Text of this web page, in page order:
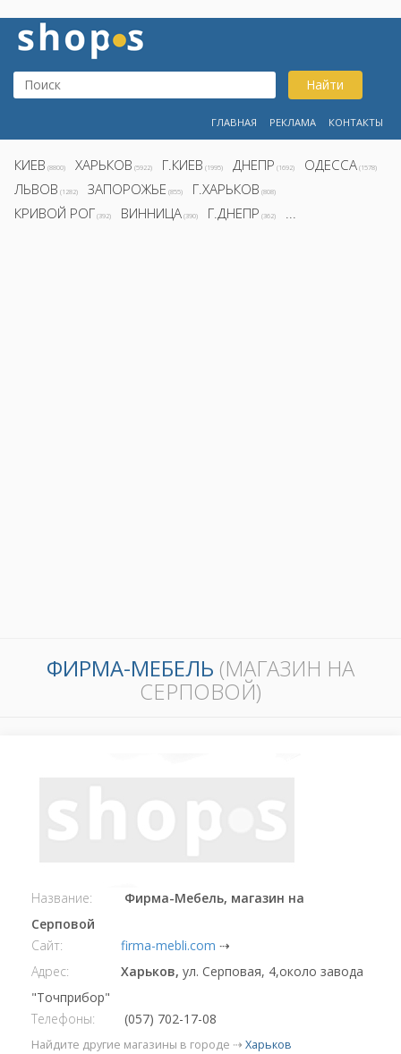
Найти
ГЛАВНАЯ РЕКЛАМА КОНТАКТЫ
КИЕВ (8800) ХАРЬКОВ (5922) Г.КИЕВ (1995) ДНЕПР (1692) ОДЕССА (1578)
ЛЬВОВ (1282) ЗАПОРОЖЬЕ (855) Г.ХАРЬКОВ (808)
КРИВОЙ РОГ (392) ВИННИЦА (390) Г.ДНЕПР (362) ...
ФИРМА-МЕБЕЛЬ (МАГАЗИН НА
СЕРПОВОЙ)
Название:
Фирма-Мебель, магазин на
Серповой
Сайт:
firma-mebli.com ⇢
Адрес:
Харьков, ул. Серповая, 4,около завода
"Точприбор"
Телефоны:
(057) 702-17-08
Найдите другие магазины в городе ⇢ Харьков